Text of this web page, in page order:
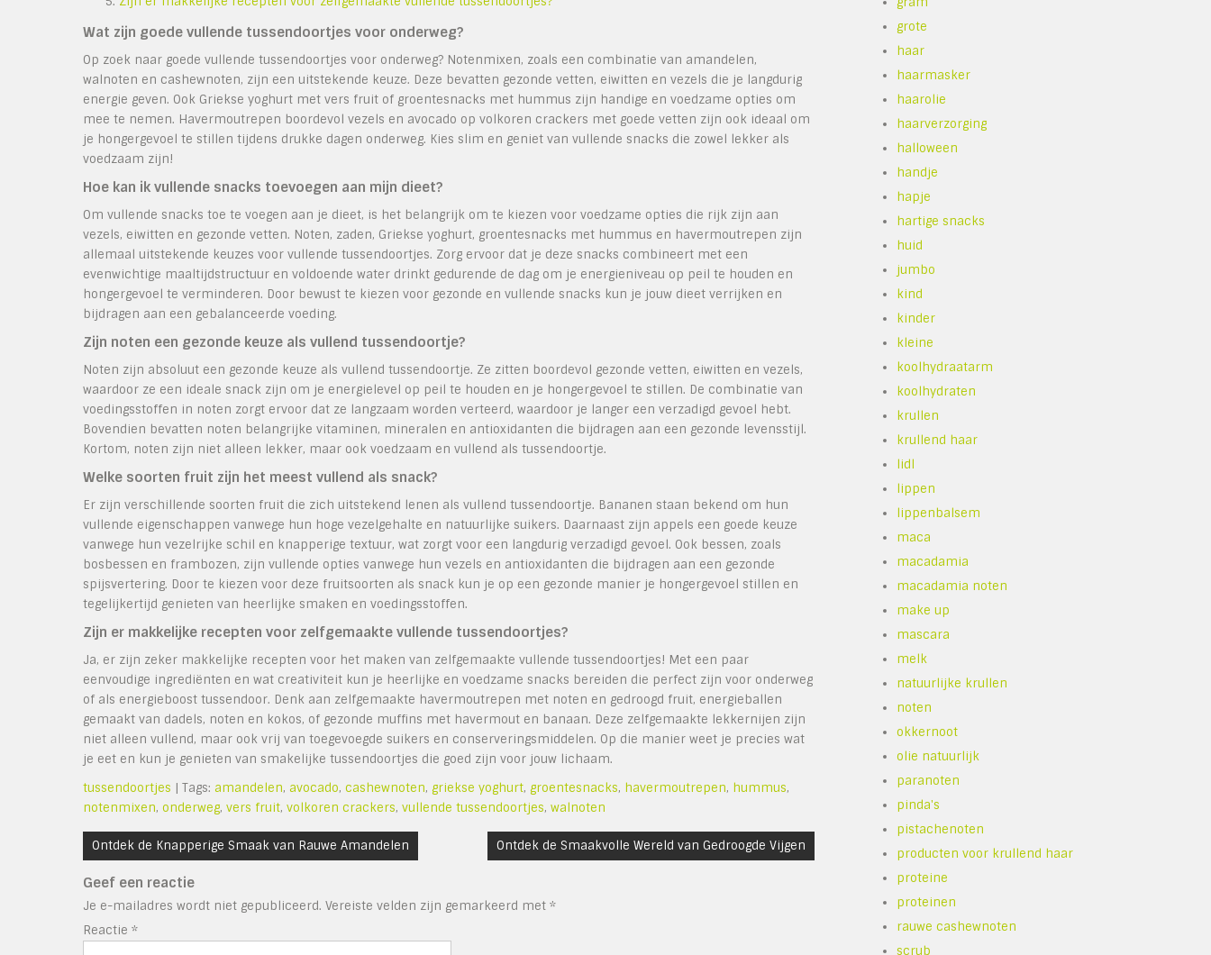
Wat zijn goede vullende tussendoortjes voor onderweg?
Op zoek naar goede vullende tussendoortjes voor onderweg? Notenmixen, zoals een combinatie van amandelen,
walnoten en cashewnoten, zijn een uitstekende keuze. Deze bevatten gezonde vetten, eiwitten en vezels die je langdurig
energie geven. Ook Griekse yoghurt met vers fruit of groentesnacks met hummus zijn handige en voedzame opties om
mee te nemen. Havermoutrepen boordevol vezels en avocado op volkoren crackers met goede vetten zijn ook ideaal om
je hongergevoel te stillen tijdens drukke dagen onderweg. Kies slim en geniet van vullende snacks die zowel lekker als
voedzaam zijn!
Hoe kan ik vullende snacks toevoegen aan mijn dieet?
Om vullende snacks toe te voegen aan je dieet, is het belangrijk om te kiezen voor voedzame opties die rijk zijn aan
vezels, eiwitten en gezonde vetten. Noten, zaden, Griekse yoghurt, groentesnacks met hummus en havermoutrepen zijn
allemaal uitstekende keuzes voor vullende tussendoortjes. Zorg ervoor dat je deze snacks combineert met een
evenwichtige maaltijdstructuur en voldoende water drinkt gedurende de dag om je energieniveau op peil te houden en
hongergevoel te verminderen. Door bewust te kiezen voor gezonde en vullende snacks kun je jouw dieet verrijken en
bijdragen aan een gebalanceerde voeding.
Zijn noten een gezonde keuze als vullend tussendoortje?
Noten zijn absoluut een gezonde keuze als vullend tussendoortje. Ze zitten boordevol gezonde vetten, eiwitten en vezels,
waardoor ze een ideale snack zijn om je energielevel op peil te houden en je hongergevoel te stillen. De combinatie van
voedingsstoffen in noten zorgt ervoor dat ze langzaam worden verteerd, waardoor je langer een verzadigd gevoel hebt.
Bovendien bevatten noten belangrijke vitaminen, mineralen en antioxidanten die bijdragen aan een gezonde levensstijl.
Kortom, noten zijn niet alleen lekker, maar ook voedzaam en vullend als tussendoortje.
Welke soorten fruit zijn het meest vullend als snack?
Er zijn verschillende soorten fruit die zich uitstekend lenen als vullend tussendoortje. Bananen staan bekend om hun
vullende eigenschappen vanwege hun hoge vezelgehalte en natuurlijke suikers. Daarnaast zijn appels een goede keuze
vanwege hun vezelrijke schil en knapperige textuur, wat zorgt voor een langdurig verzadigd gevoel. Ook bessen, zoals
bosbessen en frambozen, zijn vullende opties vanwege hun vezels en antioxidanten die bijdragen aan een gezonde
spijsvertering. Door te kiezen voor deze fruitsoorten als snack kun je op een gezonde manier je hongergevoel stillen en
tegelijkertijd genieten van heerlijke smaken en voedingsstoffen.
Zijn er makkelijke recepten voor zelfgemaakte vullende tussendoortjes?
Ja, er zijn zeker makkelijke recepten voor het maken van zelfgemaakte vullende tussendoortjes! Met een paar
eenvoudige ingrediënten en wat creativiteit kun je heerlijke en voedzame snacks bereiden die perfect zijn voor onderweg
of als energieboost tussendoor. Denk aan zelfgemaakte havermoutrepen met noten en gedroogd fruit, energieballen
gemaakt van dadels, noten en kokos, of gezonde muffins met havermout en banaan. Deze zelfgemaakte lekkernijen zijn
niet alleen vullend, maar ook vrij van toegevoegde suikers en conserveringsmiddelen. Op die manier weet je precies wat
je eet en kun je genieten van smakelijke tussendoortjes die goed zijn voor jouw lichaam.
tussendoortjes | Tags: amandelen, avocado, cashewnoten, griekse yoghurt, groentesnacks, havermoutrepen, hummus,
notenmixen, onderweg, vers fruit, volkoren crackers, vullende tussendoortjes, walnoten
Bericht
navigatie
Ontdek de Knapperige Smaak van Rauwe Amandelen Ontdek de Smaakvolle Wereld van Gedroogde Vijgen
Geef een reactie
Je e-mailadres wordt niet gepubliceerd. Vereiste velden zijn gemarkeerd met *
Reactie *
grote
haar
haarmasker
haarolie
haarverzorging
halloween
handje
hapje
hartige snacks
huid
jumbo
kind
kinder
kleine
koolhydraatarm
koolhydraten
krullen
krullend haar
lidl
lippen
lippenbalsem
maca
macadamia
macadamia noten
make up
mascara
melk
natuurlijke krullen
noten
okkernoot
olie natuurlijk
paranoten
pinda's
pistachenoten
producten voor krullend haar
proteine
proteinen
rauwe cashewnoten
scrub